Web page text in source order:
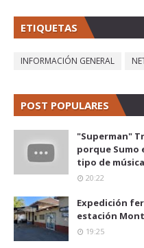
ETIQUETAS
INFORMACIÓN GENERAL
POST POPULARES
"Superman"
porque Sumo
tipo de
20:22
Expedición
estación
19:25